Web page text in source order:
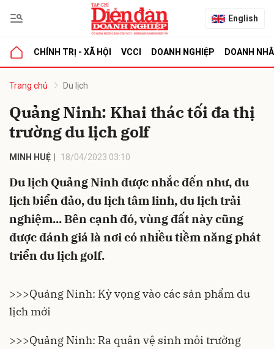
English
CHÍNH TRỊ - XÃ HỘI VCCI DOANH NGHIỆP DOANH
Trang chủ Du lịch
Quảng Ninh: Khai thác tối đa thị
trường du lịch golf
MINH HUỆ 18/04/2023 03:10
Du lịch Quảng Ninh được nhắc đến như, du
lịch biển đảo, du lịch tâm linh, du lịch trải
nghiệm... Bên cạnh đó, vùng đất này cũng
được đánh giá là nơi có nhiều tiềm năng phát
triển du lịch golf.
>>>Quảng Ninh: Kỳ vọng vào các sản phẩm du
lịch mới
>>>Quảng Ninh: Ra quân vệ sinh môi trường
luận
Hủy